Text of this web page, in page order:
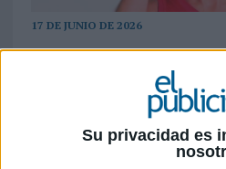
Su privacidad es
17 DE JUNIO DE 2026
La campeona olímpica
campaña de
consumo de aceitunas
los mercados con
crecimiento